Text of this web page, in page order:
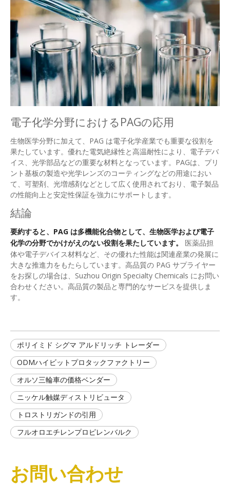
電子化学分野におけるPAGの応用
生物医学分野に加えて、PAG は電子化学産業でも重要な役割を
果たしています。優れた電気絶縁性と高温耐性により、電子デバ
イス、光学部品などの重要な材料となっています。PAGは、プリ
ント基板の製造や光学レンズのコーティングなどの用途におい
て、可塑剤、光増感剤などとして広く使用されており、電子製品
の性能向上と安定性保証を強力にサポートします。
結論
要約すると、PAG は多機能化合物として、生物医学および電子
化学の分野でかけがえのない役割を果たしています。 医薬品担
体や電子デバイス材料など、その優れた性能は関連産業の発展に
大きな推進力をもたらしています。高品質の PAG サプライヤー
をお探しの場合は、Suzhou Origin Specialty Chemicals にお問い
合わせください。高品質の製品と専門的なサービスを提供しま
す。
ポリイミド シグマ アルドリッチ トレーダー
ODMハイビットプロタックファクトリー
オルソ三輪車の価格ベンダー
ニッケル触媒ディストリビュータ
トロストリガンドの引用
フルオロエチレンプロピレンバルク
お問い合わせ